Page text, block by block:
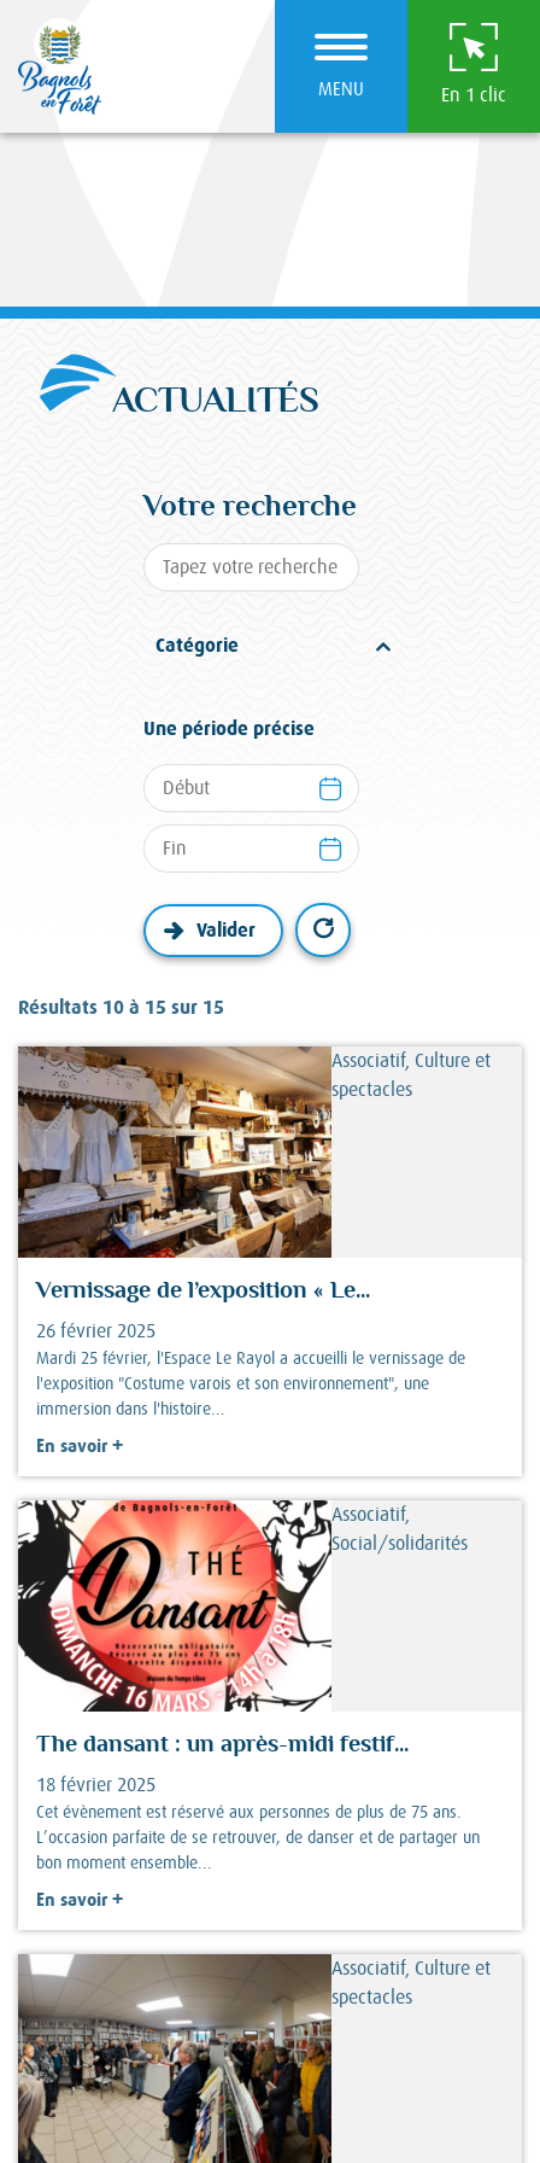
MENU En 1 clic
ACTUALITÉS
Votre recherche
Catégorie
Une période précise
Résultats 10 à 15 sur 15
Associatif, Culture et
spectacles
Vernissage de l’exposition « Le...
26 février 2025
Mardi 25 février, l'Espace Le Rayol a accueilli le vernissage de
l'exposition "Costume varois et son environnement", une
immersion dans l'histoire...
En savoir +
Associatif,
Social/solidarités
The dansant : un après-midi festif...
18 février 2025
Cet évènement est réservé aux personnes de plus de 75 ans.
L’occasion parfaite de se retrouver, de danser et de partager un
bon moment ensemble...
En savoir +
Associatif, Culture et
spectacles